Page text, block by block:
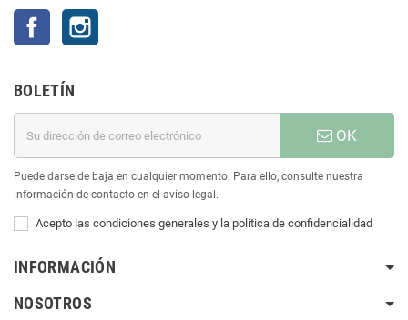
Facebook
BOLETÍN
OK
Puede darse de baja en cualquier momento. Para ello, consulte nuestra
información de contacto en el aviso legal.
Acepto las condiciones generales y la política de confidencialidad
INFORMACIÓN
NOSOTROS